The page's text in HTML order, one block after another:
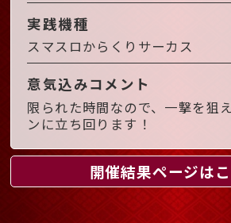
実践機種
スマスロからくりサーカス
意気込みコメント
限られた時間なので、一撃を狙
ンに立ち回ります！
開催結果ページは